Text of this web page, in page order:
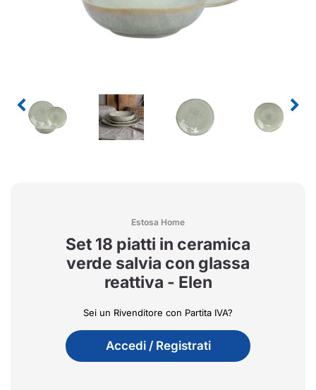
Estosa Home
Set 18 piatti in ceramica
verde salvia con glassa
reattiva - Elen
Sei un Rivenditore con Partita IVA?
Accedi / Registrati